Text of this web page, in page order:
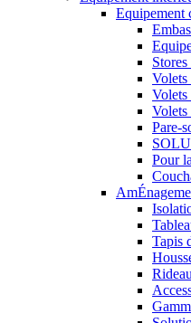
Equipement
Volets
Volets
Pare-
Pour
Tapis